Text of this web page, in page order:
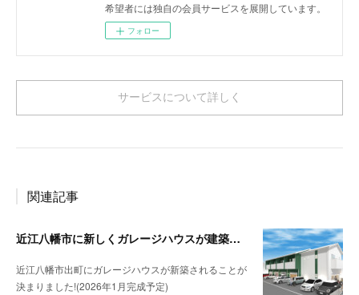
希望者には独自の会員サービスを展開しています。
フォロー
サービスについて詳しく
関連記事
近江八幡市に新しくガレージハウスが建築されます！（仮称：出町ガレージハウス）！
近江八幡市出町にガレージハウスが新築されることが
決まりました!(2026年1月完成予定)